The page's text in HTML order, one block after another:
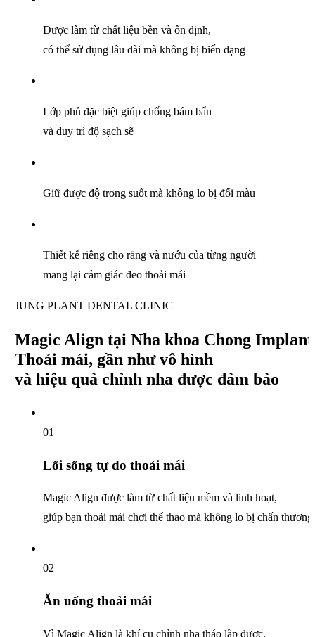
Được làm từ chất liệu bền và ổn định,
có thể sử dụng lâu dài mà không bị biến dạng
Lớp phủ đặc biệt giúp chống bám bẩn
và duy trì độ sạch sẽ
Giữ được độ trong suốt mà không lo bị đổi màu
Thiết kế riêng cho răng và nướu của từng người
mang lại cảm giác đeo thoải mái
JUNG PLANT DENTAL CLINIC
Magic Align tại Nha khoa Chong Implant
Thoải mái, gần như vô hình
và hiệu quả chỉnh nha được đảm bảo
01
Lối sống tự do thoải mái
Magic Align được làm từ chất liệu mềm và linh hoạt,
giúp bạn thoải mái chơi thể thao mà không lo bị chấn thương
02
Ăn uống thoải mái
Vì Magic Align là khí cụ chỉnh nha tháo lắp được,